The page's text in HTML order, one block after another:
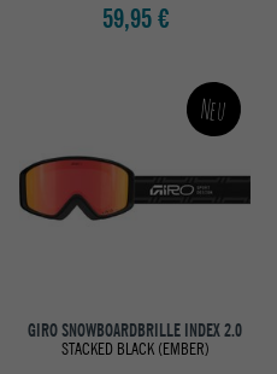
59,95 €
Neu
GIRO SNOWBOARDBRILLE INDEX 2.0
STACKED BLACK (EMBER)